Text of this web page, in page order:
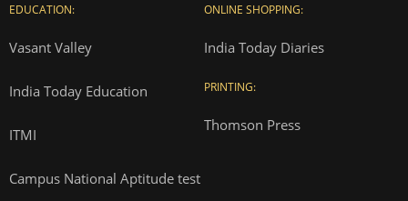
EDUCATION:
Vasant Valley
India Today Education
ITMI
Campus National Aptitude test
ONLINE SHOPPING:
India Today Diaries
PRINTING:
Thomson Press